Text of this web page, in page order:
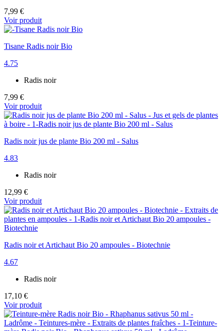
7,99 €
Voir produit
Tisane Radis noir Bio
4.75
Radis noir
7,99 €
Voir produit
Radis noir jus de plante Bio 200 ml - Salus
4.83
Radis noir
12,99 €
Voir produit
Radis noir et Artichaut Bio 20 ampoules - Biotechnie
4.67
Radis noir
17,10 €
Voir produit